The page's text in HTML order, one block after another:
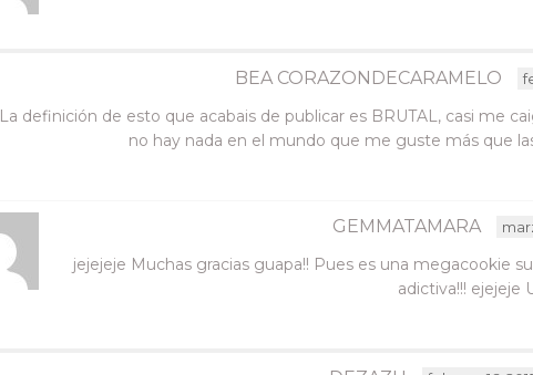
BEA CORAZONDECARAMELO
La definición de esto que acabais de publicar es BRUTAL, casi me
no hay nada en el mundo que me guste más que
GEMMATAMARA
jejejeje Muchas gracias guapa!! Pues es una megacookie
adictiva!!! ejejeje